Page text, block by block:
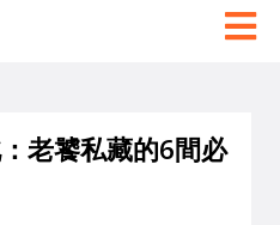
老饕私藏的6間必